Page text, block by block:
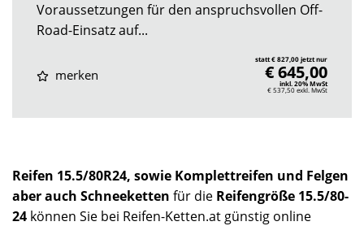
Voraussetzungen für den anspruchsvollen Off-
Road-Einsatz auf...
merken
statt € 827,00 jetzt nur
€ 645,00
inkl. 20% MwSt
€ 537,50exkl. MwSt
Reifen 15.5/80R24, sowie Komplettreifen und Felgen
aber auch Schneeketten für die Reifengröße 15.5/80-
24 können Sie bei Reifen-Ketten.at günstig online